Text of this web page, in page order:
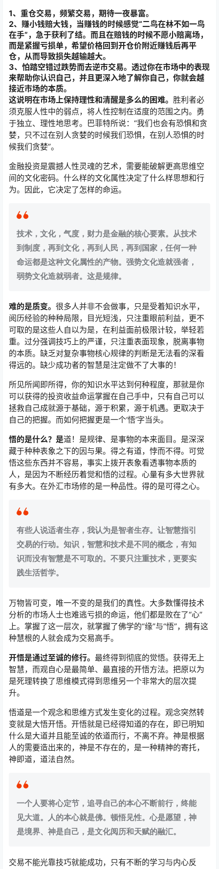
1、重仓交易，频繁交易，期待一夜暴富。
2、赚小钱赔大钱，当赚钱的时候感觉“二鸟在林不如一鸟
在手”，急于获利了结。而且在赔钱的时候不愿小赔离场，
而是紧握亏损单，希望价格回到开仓价附近赚钱后再平
仓，从而导致损失越输越大。
3、怕踏空错过跌势而去逆市交易。透过你在市场中的表现
来帮助你认识自己，并且更深入地了解你自己，你就会越
接近市场的本质。
这说明在市场上保持理性和清醒是多么的困难。 胜利者必
须克服人性中的弱点，将人性控制在适度的范围之内。勇
于独立、理性地思考。巴菲特所说：“我们也会有恐惧和贪
婪，只不过在别人贪婪的时候我们恐惧，在别人恐惧的时
候我们贪婪”。
金融投资是震撼人性灵魂的艺术，需要能破解更高思维空
间的文化密码。什么样的文化属性决定了什么样思想和行
为。因此，它决定了怎样的命运。
技术，文化，气度，财力是金融的核心要素。从技术
到制度，再到文化，再到人民，再到国家，任何一种
命运都是这种文化属性的产物。强势文化造就强者，
弱势文化造就弱者。这是规律。
难的是质变。 很多人并非不会做事，只是受着知识水平，
阅历经验的种种局限，目光短浅，只注重眼前利益，更不
可取的是这些人自以为是，在利益面前极限计较，举轻若
重。过分强调技巧上的严谨，只注重表面现象，脱离事物
的本质。缺乏对复杂事物核心规律的判断是无法看的深看
得远的。缺少成功者的智慧是注定做不了大事的！
所见所闻即所得，你的知识水平达到何种程度，那就是你
可以获得的投资收益命运掌握在自己手中，只有自己可以
拯救自己成就源于基础，源于积累，源于机遇。更取决于
自己的把握。而如何把握更是一个‘悟’字当头。
悟的是什么？是道！是规律、是事物的本来面目。是深深
藏于种种表象之下的因与果。得之有道，悖而不得。可觉
悟这些东西并不容易，事实上拨开表象看透事物本质的
人，是因为不断经历着觉和悟的过程。心量有多大世界就
有多大。在外汇市场修的是一种品性。得的是可得之心。
有些人说适者生存，我认为是智者生存。让智慧指引
交易的行动。知识，智慧和技术是不同的概念，有知
识而没有智慧是不可取的。不要只注重技术，更要实
践生活哲学。
万物皆可变，唯一不变的是我们的真性。大多数懂得技术
分析的市场人士也难逃亏损的命运，他们都是败在了“心”
上。掌握了这一层次，就掌握了佛学的“缘”与“悟”，拥有这
种慧根的人就会成为交易高手。
开悟是通过至诚的修行。 最终得到彻底的觉悟。获得无上
智慧，而观自心是最简单、最直接的开悟方法。把原以为
是死理转换了思维模式得到思维另一个非常大的层次提
升。
悟道是一个观念和思维方式发生变化的过程。观念突然转
变就是大悟开悟。开悟就是已经得知道的存在，即已明知
什么是大道并且能至诚的依道而行，不离不弃。神是根据
人的需要造出来的，神是不存在的，是一种精神的寄托，
神即道，道法自然。
一个人要将心定节，追寻自己的本心不断前行，终能
见大道。人的本心就是佛。顿悟见性。心是愿望，神
是境界、神是自己，是文化阅历和天赋的融汇。
交易不能光靠技巧就能成功，只有不断的学习与内心反